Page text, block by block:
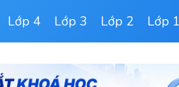
Lớp 4 Lớp 3 Lớp 2 Lớp 1